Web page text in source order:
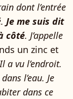
dont l’entrée
Je me suis dit
côté. J’appelle
un zinc et
a vu l’endroit.
l’eau. Je
dans ce